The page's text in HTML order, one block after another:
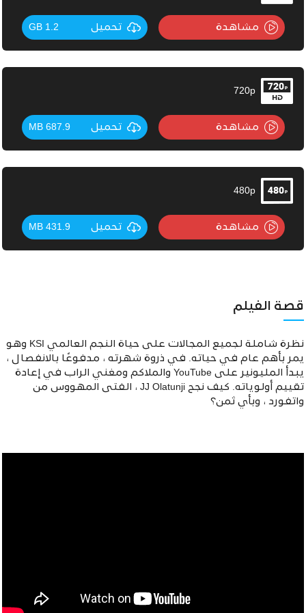
مشاهدة تحميل 1.2 GB
720p
مشاهدة تحميل 687.9 MB
480p
مشاهدة تحميل 431.9 MB
قصة الفيلم
نظرة شاملة لجميع المجالات على حياة النجم العالمي KSI وهو
يمر بأهم عام في حياته. في ذروة شهرته ، مدفوعًا بالانفصال ،
يبدأ المليونير على YouTube والملاكم ومغني الراب في إعادة
تقييم أولوياته. كيف نجح JJ Olatunji ، الفتى المهووس من
واتفورد ، وبأي ثمن؟